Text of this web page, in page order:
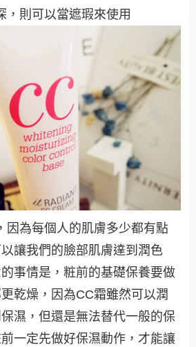
，則可以當遮瑕來使用
為每個人的肌膚多少都有點
讓我們的臉部肌膚達到潤色
事情是，粧前的基礎保養要做
乾燥，因為CC霜雖然可以潤
濕，但還是無法替代一般的保
一定先做好保濕動作，才能讓